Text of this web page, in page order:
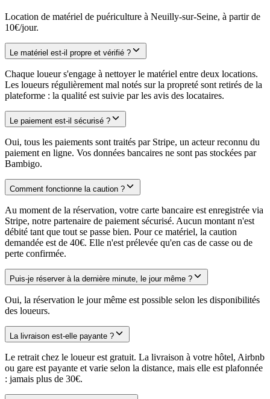
Location de matériel de puériculture à Neuilly-sur-Seine, à partir de
10€/jour.
Le matériel est-il propre et vérifié ?
Chaque loueur s'engage à nettoyer le matériel entre deux locations.
Les loueurs régulièrement mal notés sur la propreté sont retirés de la
plateforme : la qualité est suivie par les avis des locataires.
Le paiement est-il sécurisé ?
Oui, tous les paiements sont traités par Stripe, un acteur reconnu du
paiement en ligne. Vos données bancaires ne sont pas stockées par
Bambigo.
Comment fonctionne la caution ?
Au moment de la réservation, votre carte bancaire est enregistrée via
Stripe, notre partenaire de paiement sécurisé. Aucun montant n'est
débité tant que tout se passe bien. Pour ce matériel, la caution
demandée est de 40€. Elle n'est prélevée qu'en cas de casse ou de
perte confirmée.
Puis-je réserver à la dernière minute, le jour même ?
Oui, la réservation le jour même est possible selon les disponibilités
des loueurs.
La livraison est-elle payante ?
Le retrait chez le loueur est gratuit. La livraison à votre hôtel, Airbnb
ou gare est payante et varie selon la distance, mais elle est plafonnée
: jamais plus de 30€.